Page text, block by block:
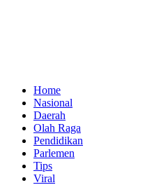
Home
Nasional
Daerah
Olah Raga
Pendidikan
Parlemen
Tips
Viral